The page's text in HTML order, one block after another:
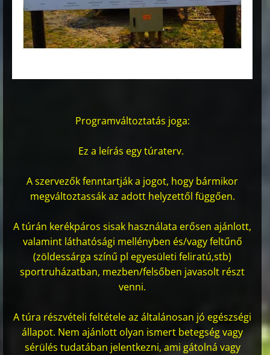
Programváltoztatás joga:
Ez a leírás egy túraterv.
A szervezők fenntartják a jogot, hogy bármikor
megváltoztassák az adott helyzettől függően.
A túrán kerékpáros sisak használata erősen ajánlott,
valamint láthatósági mellényben és/vagy feltűnő
(zöldessárga színű pl egyesületi feliratú,stb)
sportruházatban, mezben/felsőben javasolt részt
venni.
A túra részvételi feltétele az általánosan jó egészségi
állapot. Nem ajánlott olyan ismert betegség vagy
sérülés tudatában jelentkezni, ami gátolná vagy